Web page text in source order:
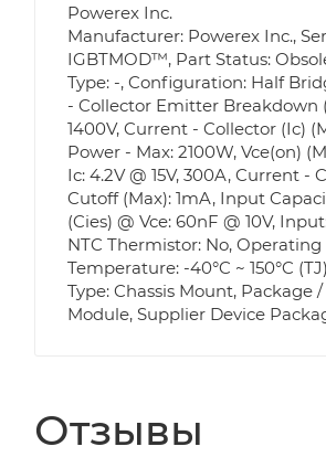
Powerex Inc.
Manufacturer: Powerex Inc.,
IGBTMOD™, Part Status:
Type: -, Configuration: Half
- Collector Emitter Breakdown
1400V, Current - Collector (Ic)
Power - Max: 2100W, Vce(on)
Ic: 4.2V @ 15V, 300A, Current -
Cutoff (Max): 1mA, Input
(Cies) @ Vce: 60nF @ 10V,
NTC Thermistor: No, Operating
Temperature: -40°C ~ 150°C
Type: Chassis Mount, Package /
Module, Supplier Device
Отзывы